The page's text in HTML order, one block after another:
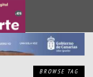
BROWSE TAG